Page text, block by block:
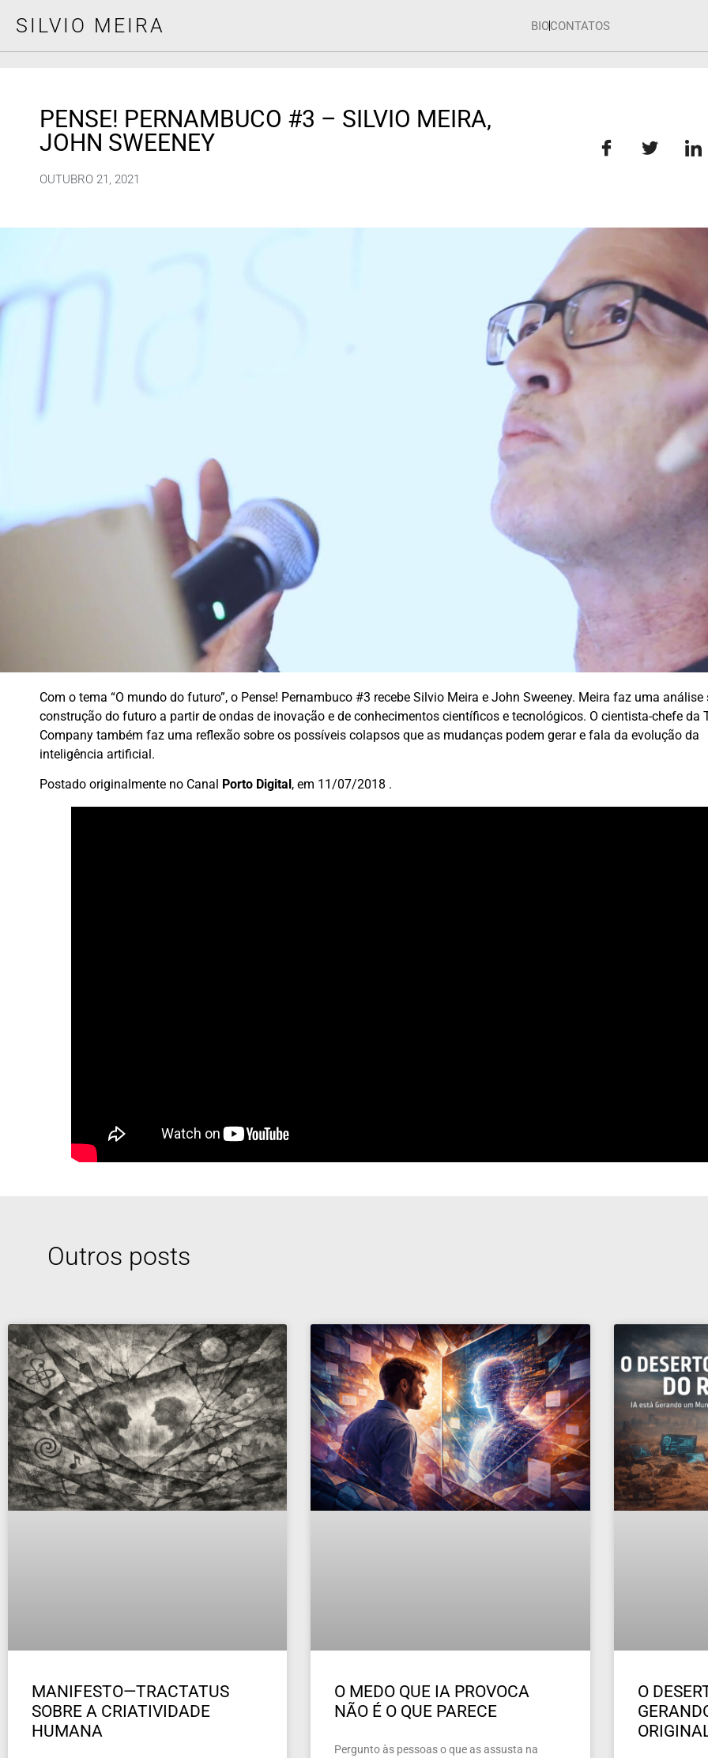
SILVIO MEIRA BIOCONTATOS
PENSE! PERNAMBUCO #3 – SILVIO MEIRA,
JOHN SWEENEY
OUTUBRO 21, 2021
Com o tema “O mundo do futuro”, o Pense! Pernambuco #3 recebe Silvio Meira e John Sweeney. Meira faz uma análise
construção do futuro a partir de ondas de inovação e de conhecimentos científicos e tecnológicos. O cientista-chefe da
Company também faz uma reflexão sobre os possíveis colapsos que as mudanças podem gerar e fala da evolução da
inteligência artificial.
Postado originalmente no Canal Porto Digital, em 11/07/2018 .
Outros posts
MANIFESTO—TRACTATUS
SOBRE A CRIATIVIDADE
HUMANA
O MEDO QUE IA PROVOCA
NÃO É O QUE PARECE
Pergunto às pessoas o que as assusta na
O